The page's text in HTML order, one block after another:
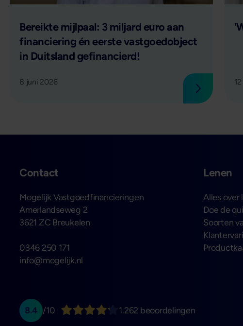
Lees verder
Bereikte mijlpaal: 3 miljard euro aan
financiering én eerste vastgoedobject
in Duitsland gefinancierd!
8 juni 2026
Lees verder
Contact
Mogelijk Vastgoedfinancieringen
Amerlandseweg 2
3621 ZC Breukelen
0346 250 171
info@mogelijk.nl
Lenen
Alles over
Doe de
Soorten
8.4 /10 1.262 beoordelingen